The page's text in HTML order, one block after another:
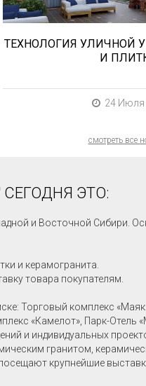
ТЕХНОЛОГИЯ УЛИЧНОЙ
И
24 Июля
смотреть все
ЭТО:
и Восточной Сибири.
и керамогранита.
товара покупателям.
Торговый комплекс
«Камелот», Парк-
и индивидуальных
гранитом,
крупнейшие